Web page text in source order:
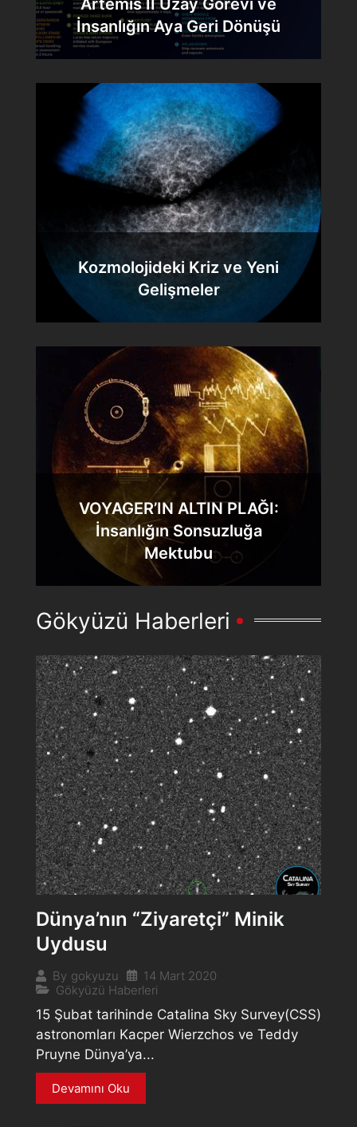
İnsanlığın Aya Geri Dönüşü
Kozmolojideki Kriz ve Yeni
Gelişmeler
VOYAGER’IN ALTIN PLAĞI:
İnsanlığın Sonsuzluğa
Mektubu
Gökyüzü Haberleri
Dünya’nın “Ziyaretçi” Minik
Uydusu
By gokyuzu
14 Mart 2020
Gökyüzü Haberleri
15 Şubat tarihinde Catalina Sky Survey(CSS)
astronomları Kacper Wierzchos ve Teddy
Pruyne Dünya’ya...
Devamını Oku